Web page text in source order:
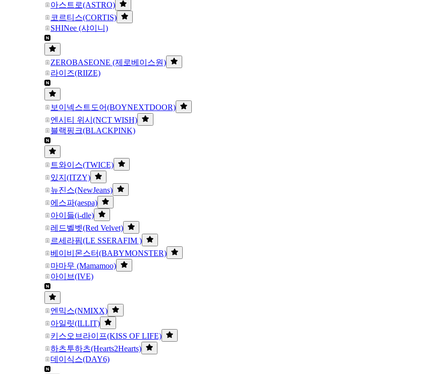
아스트로(ASTRO)
코르티스(CORTIS)
SHINee (샤이니)
ZEROBASEONE (제로베이스원)
라이즈(RIIZE)
보이넥스트도어(BOYNEXTDOOR)
엔시티 위시(NCT WISH)
블랙핑크(BLACKPINK)
트와이스(TWICE)
있지(ITZY)
뉴진스(NewJeans)
에스파(aespa)
아이들(i-dle)
레드벨벳(Red Velvet)
르세라핌(LE SSERAFIM )
베이비몬스터(BABYMONSTER)
마마무 (Mamamoo)
아이브(IVE)
엔믹스(NMIXX)
아일릿(ILLIT)
키스오브라이프(KISS OF LIFE)
하츠투하츠(Hearts2Hearts)
데이식스(DAY6)